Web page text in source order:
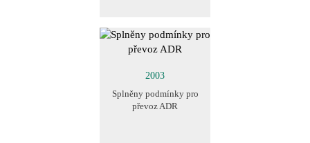
2003
Splněny podmínky pro
převoz ADR